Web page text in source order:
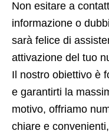
Non esitare a
informazione o
sarà felice di
attivazione del tuo
Il nostro obiettivo è
e garantirti la
motivo, offriamo
chiare e